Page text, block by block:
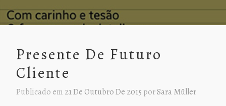
Presente De Futuro
Cliente
Publicado em 21 De Outubro De 2015 porSara Müller